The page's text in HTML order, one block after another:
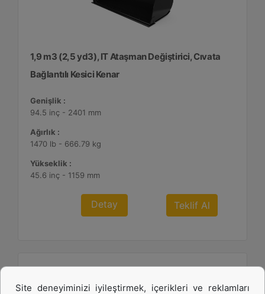
1,9 m3 (2,5 yd3), IT Ataşman Değiştirici, Cıvata
Bağlantılı Kesici Kenar
Genişlik :
94.5 inç - 2401 mm
Ağırlık :
1470 lb - 666.79 kg
Yükseklik :
45.6 inç - 1159 mm
Detay Teklif Al
Site deneyiminizi iyileştirmek, içerikleri ve reklamları